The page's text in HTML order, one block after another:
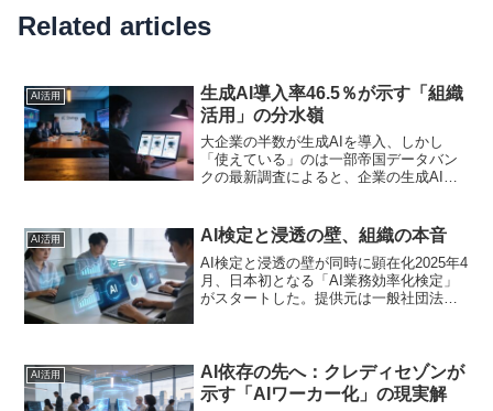
Related articles
AI活用
生成AI導入率46.5％が示す「組織
活用」の分水嶺
大企業の半数が生成AIを導入、しかし
「使えている」のは一部帝国データバン
クの最新調査によると、企業の生成AI活
割が組織として生成AIを推進していると
報告されていま...
AI活用 AI検定と浸透の壁、組織の本音
AI検定と浸透の壁が同時に顕在化2025年4
月、日本初となる「AI業務効率化検定」
がスタートした。提供元は一般社団法人
で、3人...
AI活用
AI依存の先へ：クレディセゾンが
示す「AIワーカー化」の現実解